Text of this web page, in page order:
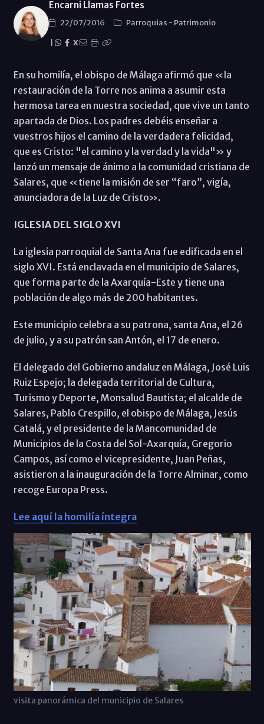
Encarni Llamas Fortes
22/07/2016 Parroquias - Patrimonio
X
En su homilía, el obispo de Málaga afirmó que «la
restauración de la Torre nos anima a asumir esta
hermosa tarea en nuestra sociedad, que vive un tanto
apartada de Dios. Los padres debéis enseñar a
vuestros hijos el camino de la verdadera felicidad,
que es Cristo: "el camino y la verdad y la vida"» y
lanzó un mensaje de ánimo a la comunidad cristiana de
Salares, que «tiene la misión de ser “faro”, vigía,
anunciadora de la Luz de Cristo».
IGLESIA DEL SIGLO XVI
La iglesia parroquial de Santa Ana fue edificada en el
siglo XVI. Está enclavada en el municipio de Salares,
que forma parte de la Axarquía-Este y tiene una
población de algo más de 200 habitantes.
Este municipio celebra a su patrona, santa Ana, el 26
de julio, y a su patrón san Antón, el 17 de enero.
El delegado del Gobierno andaluz en Málaga, José Luis
Ruiz Espejo; la delegada territorial de Cultura,
Turismo y Deporte, Monsalud Bautista; el alcalde de
Salares, Pablo Crespillo, el obispo de Málaga, Jesús
Catalá, y el presidente de la Mancomunidad de
Municipios de la Costa del Sol-Axarquía, Gregorio
Campos, así como el vicepresidente, Juan Peñas,
asistieron a la inauguración de la Torre Alminar, como
recoge Europa Press.
Lee aquí la homilía íntegra
visita panorámica del municipio de Salares